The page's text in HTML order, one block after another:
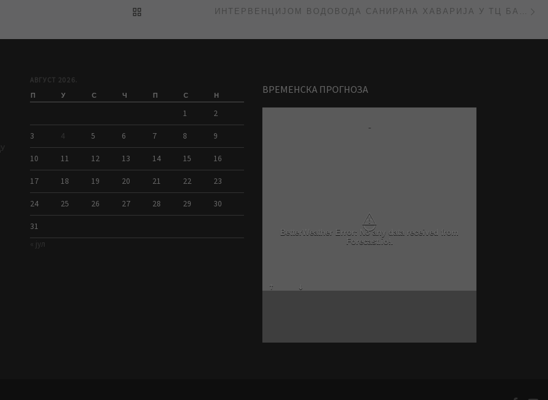
BACK TO POST LIST ИНТЕРВЕНЦИЈОМ ВОДОВОДА САНИРАНА ХАВАРИЈА У ТЦ БАГЉАШ
АВГУСТ 2026.
П У С Ч П С Н
1 2
3 4 5 6 7 8 9
10 11 12 13 14 15 16
17 18 19 20 21 22 23
24 25 26 27 28 29 30
31
« јул
ВРЕМЕНСКА ПРОГНОЗА
-
⚠
BetterWeather Error: No any data received from
Forecast.io!.